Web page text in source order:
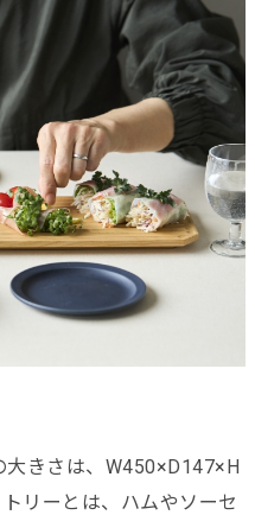
大きさは、W450×D147×H
リーとは、ハムやソーセ